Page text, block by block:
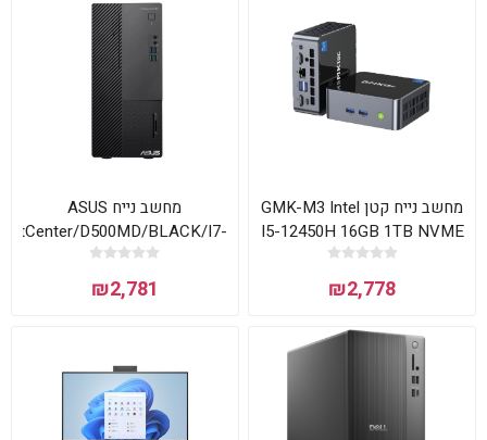
מחשב נייח קטן GMK-M3 Intel
I5-12450H 16GB 1TB NVME
WIN11 Pro
₪2,778
מחשב נייח ASUS
D500MD/BLACK/I7-
12700/16GB/512GB
SSD/Intel® Graphics
770/PS 300W/FD/3YOS
₪2,781